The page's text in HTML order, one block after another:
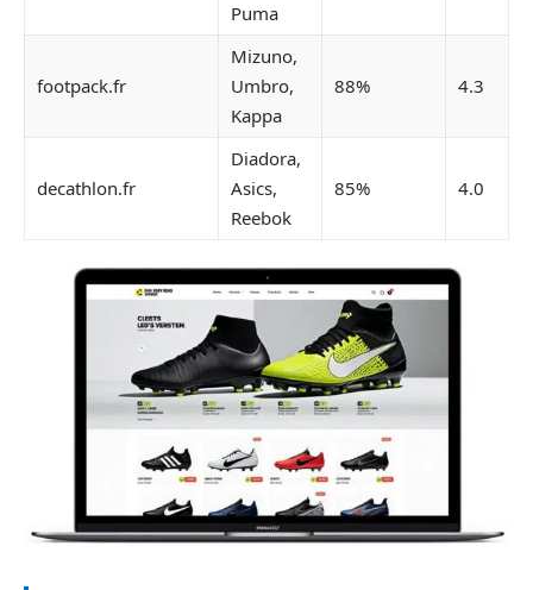
Puma
footpack.fr
Mizuno,
Umbro,
Kappa
88% 4.3
decathlon.fr
Diadora,
Asics,
Reebok
85% 4.0